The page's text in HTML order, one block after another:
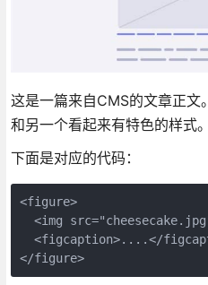
这是一篇来自CMS的文章正文
和另一个看起来有特色的样式。
下面是对应的代码：
<figure>
<img
<figcaption>....</
</figure>